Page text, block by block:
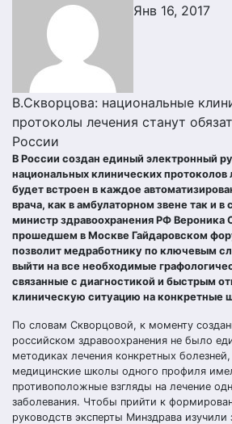
Янв 16, 2017
В.Скворцова: национальные
протоколы лечения станут
России
В России создан единый электронный
национальных клинических протоколов
будет встроен в каждое
врача, как в амбулаторном звене так и
министр здравоохранения РФ Вероника
прошедшем в Москве Гайдаровском
позволит медработнику по ключевым
выйти на все необходимые
связанные с диагностикой и быстрым
клиническую ситуацию на конкретные
По словам Скворцовой, к моменту
российском здравоохранения не было
методиках лечения конкретных
медицинские школы одного профиля
противоположные взгляды на лечение
заболевания. Чтобы прийти к
руководств эксперты Минздрава